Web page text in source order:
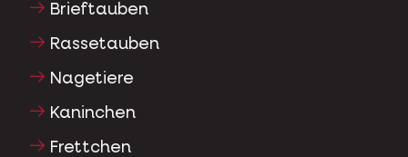
Brieftauben
Rassetauben
Nagetiere
Kaninchen
Frettchen